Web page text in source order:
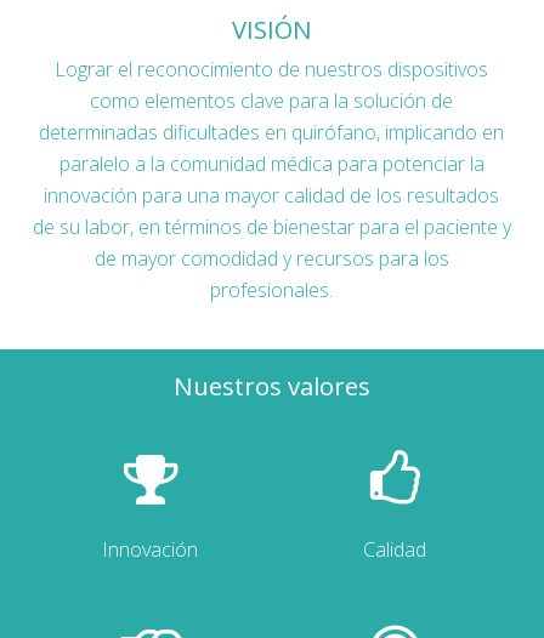
VISIÓN
Lograr el reconocimiento de nuestros dispositivos
como elementos clave para la solución de
determinadas dificultades en quirófano, implicando en
paralelo a la comunidad médica para potenciar la
innovación para una mayor calidad de los resultados
de su labor, en términos de bienestar para el paciente y
de mayor comodidad y recursos para los
profesionales.
Nuestros valores
Innovación Calidad